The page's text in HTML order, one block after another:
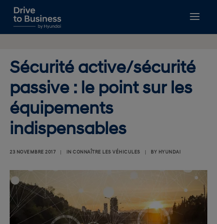
FISCALITÉ
FINANCEMENT
NOUVELLES MOBILITÉS
BIEN CHOISIR
RECHERCHE
Sécurité active/sécurité
passive : le point sur les
équipements
indispensables
23 NOVEMBRE 2017 IN CONNAÎTRE LES VÉHICULES BY HYUNDAI